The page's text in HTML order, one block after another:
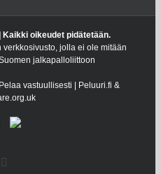
oikeudet pidätetään.
jolla ei ole mitään
jalkapalloliittoon
vastuullisesti | Peluuri.fi &